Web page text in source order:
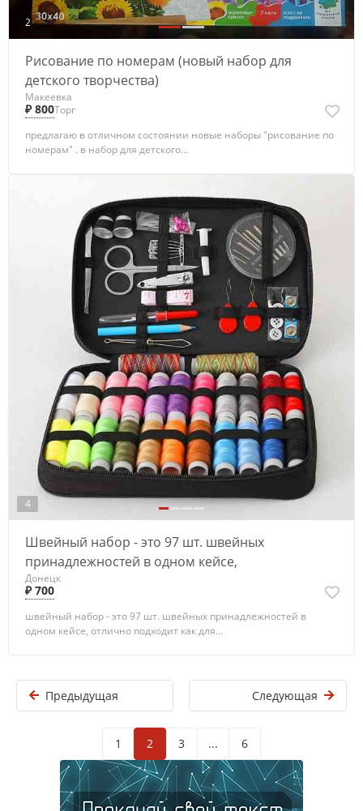
2
Рисование по номерам (новый набор для
детского творчества)
Макеевка
₽ 800Торг
предлагаю в отличном состоянии новые наборы "рисование по
номерам" . в набор для детского...
4
Швейный набор - это 97 шт. швейных
принадлежностей в одном кейсе,
Донецк
₽ 700
швейный набор - это 97 шт. швейных принадлежностей в
одном кейсе, отлично подходит как для...
Предыдущая Следующая
1 2 3 ... 6